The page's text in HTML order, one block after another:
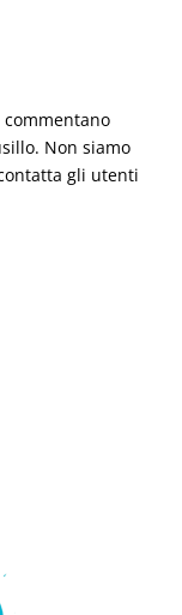
Non siamo
gli utenti